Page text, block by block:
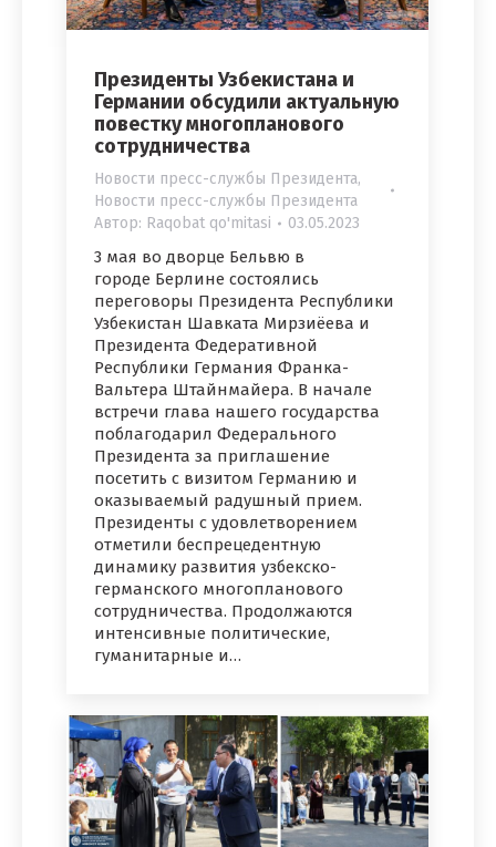
Президенты Узбекистана и
Германии обсудили актуальную
повестку многопланового
сотрудничества
Новости пресс-службы Президента,
Новости пресс-службы Президента
Автор: Raqobat qo'mitasi 03.05.2023
3 мая во дворце Бельвю в
городе Берлине состоялись
переговоры Президента Республики
Узбекистан Шавката Мирзиёева и
Президента Федеративной
Республики Германия Франка-
Вальтера Штайнмайера. В начале
встречи глава нашего государства
поблагодарил Федерального
Президента за приглашение
посетить с визитом Германию и
оказываемый радушный прием.
Президенты с удовлетворением
отметили беспрецедентную
динамику развития узбекско-
германского многопланового
сотрудничества. Продолжаются
интенсивные политические,
гуманитарные и…